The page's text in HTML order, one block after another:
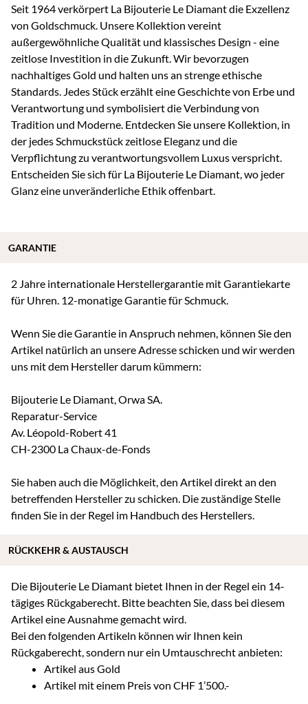
Seit 1964 verkörpert La Bijouterie Le Diamant die Exzellenz
von Goldschmuck. Unsere Kollektion vereint
außergewöhnliche Qualität und klassisches Design - eine
zeitlose Investition in die Zukunft. Wir bevorzugen
nachhaltiges Gold und halten uns an strenge ethische
Standards. Jedes Stück erzählt eine Geschichte von Erbe und
Verantwortung und symbolisiert die Verbindung von
Tradition und Moderne. Entdecken Sie unsere Kollektion, in
der jedes Schmuckstück zeitlose Eleganz und die
Verpflichtung zu verantwortungsvollem Luxus verspricht.
Entscheiden Sie sich für La Bijouterie Le Diamant, wo jeder
Glanz eine unveränderliche Ethik offenbart.
2 Jahre internationale Herstellergarantie mit Garantiekarte
für Uhren. 12-monatige Garantie für Schmuck.
Wenn Sie die Garantie in Anspruch nehmen, können Sie den
Artikel natürlich an unsere Adresse schicken und wir werden
uns mit dem Hersteller darum kümmern:
Bijouterie Le Diamant, Orwa SA.
Reparatur-Service
Av. Léopold-Robert 41
CH-2300 La Chaux-de-Fonds
Sie haben auch die Möglichkeit, den Artikel direkt an den
betreffenden Hersteller zu schicken. Die zuständige Stelle
finden Sie in der Regel im Handbuch des Herstellers.
Die Bijouterie Le Diamant bietet Ihnen in der Regel ein 14-
tägiges Rückgaberecht. Bitte beachten Sie, dass bei diesem
Artikel eine Ausnahme gemacht wird.
Bei den folgenden Artikeln können wir Ihnen kein
Rückgaberecht, sondern nur ein Umtauschrecht anbieten:
Artikel aus Gold
Artikel mit einem Preis von CHF 1’500.-
GARANTIE
RÜCKKEHR & AUSTAUSCH